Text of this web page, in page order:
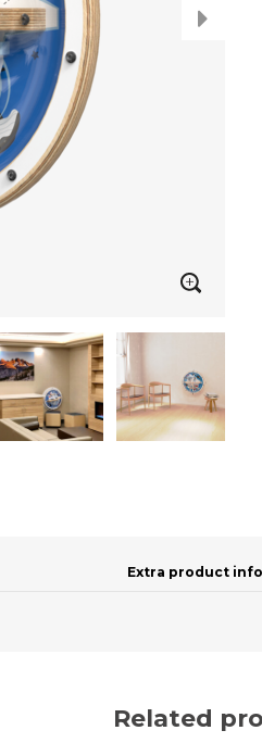
Extra product
Related